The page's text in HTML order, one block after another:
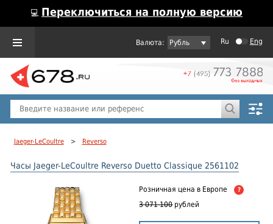
💻 Переключиться на полную версию
Рубль Ru Eng
Jaeger-LeCoultre > Reverso
Часы Jaeger-LeCoultre Reverso Duetto Classique 2561102
Розничная цена в Европе ?
3 071 100 рублей